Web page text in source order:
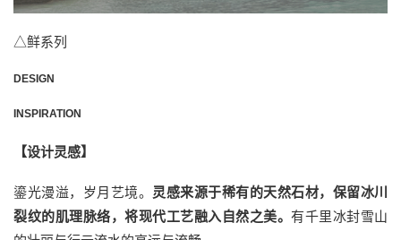
△鲜系列
DESIGN
INSPIRATION
【设计灵感】
鎏光漫溢，岁月艺境。 灵感来源于稀有的天然石材，保留冰川
裂纹的肌理脉络，将现代工艺融入自然之美。 有千里冰封雪山